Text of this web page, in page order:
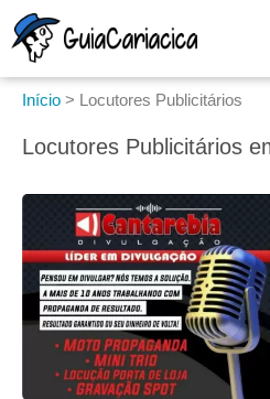
Início > Locutores Publicitários
Locutores Publicitários